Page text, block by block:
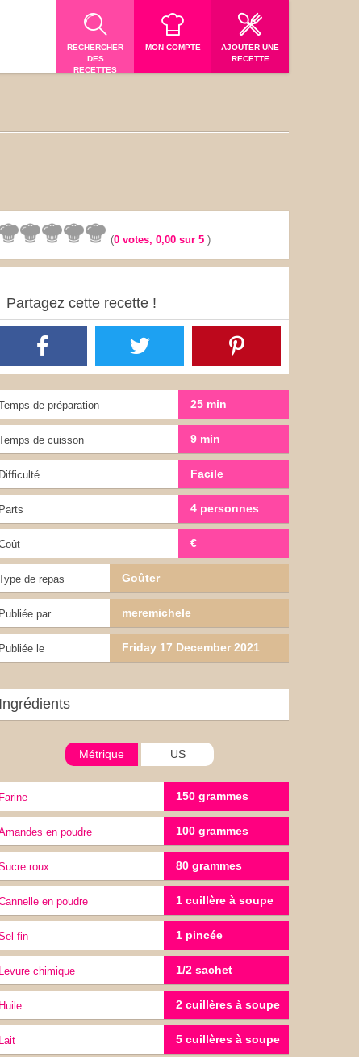
RECHERCHER
DES
RECETTES
MON COMPTE
AJOUTER UNE
RECETTE
(0 votes,0,00 sur 5)
Partagez cette recette !
de préparation 25 min
de cuisson 9 min
Difficulté Facile
Parts 4 personnes
€
de repas Goûter
Publiée par meremichele
Publiée le Friday 17 December 2021
Ingrédients
Métrique US
Farine 150 grammes
Amandes en poudre 100 grammes
Sucre roux 80 grammes
Cannelle en poudre 1 cuillère à soupe
Sel fin 1 pincée
Levure chimique 1/2 sachet
huile 2 cuillères à soupe
lait 5 cuillères à soupe